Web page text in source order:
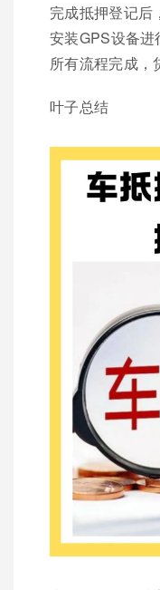
完成抵押登记后
安装GPS设备
所有流程完成，
叶子总结